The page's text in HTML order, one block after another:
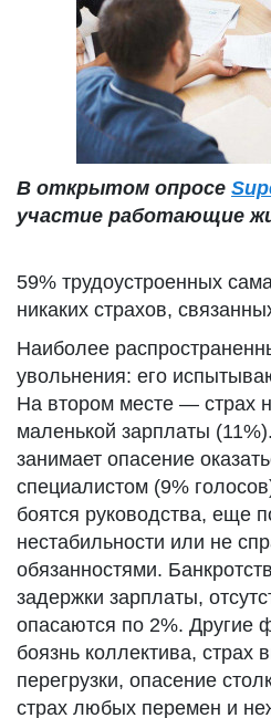
В открытом опросе
участие работающие
59% трудоустроенных
никаких страхов,
Наиболее
увольнения: его
На втором месте — страх
маленькой зарплаты
занимает опасение
специалистом (9%
боятся руководства, еще
нестабильности или не
обязанностями.
задержки зарплаты,
опасаются по 2%. Другие
боязнь коллектива, страх
перегрузки, опасение
страх любых перемен и